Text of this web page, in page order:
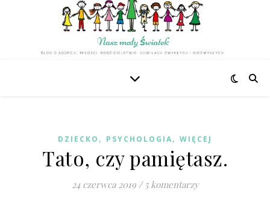
DZIECKO , PSYCHOLOGIA, WIĘCEJ
Tato, czy pamiętasz.
24 czerwca 2019 / 5 komentarzy